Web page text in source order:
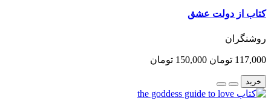
کتاب از دولت عشق
روشنگران
117,000 تومان 150,000 تومان
خرید